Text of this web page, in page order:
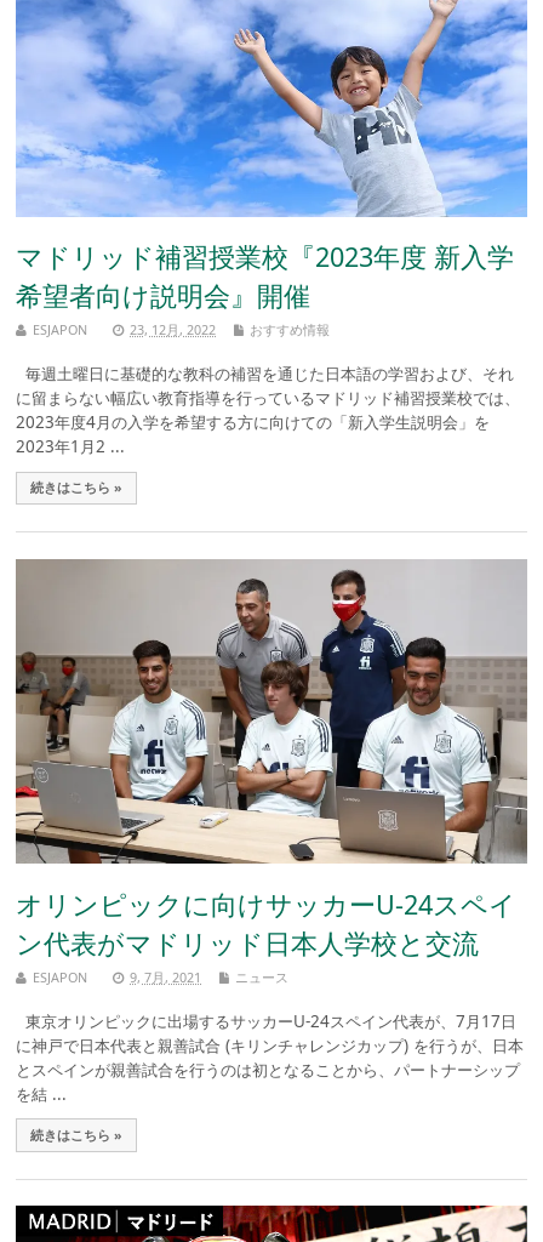
マドリッド補習授業校『2023年度 新入学
希望者向け説明会』開催
ESJAPON 23, 12月, 2022 おすすめ情報
毎週土曜日に基礎的な教科の補習を通じた日本語の学習および、それ
に留まらない幅広い教育指導を行っているマドリッド補習授業校では、
2023年度4月の入学を希望する方に向けての「新入学生説明会」を
2023年1月2 ...
続きはこちら »
オリンピックに向けサッカーU-24スペイ
ン代表がマドリッド日本人学校と交流
ESJAPON 9, 7月, 2021 ニュース
東京オリンピックに出場するサッカーU-24スペイン代表が、7月17日
に神戸で日本代表と親善試合 (キリンチャレンジカップ) を行うが、日本
とスペインが親善試合を行うのは初となることから、パートナーシップ
を結 ...
続きはこちら »